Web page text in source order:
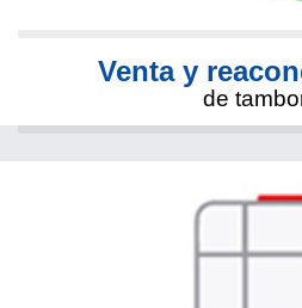
Venta y
de